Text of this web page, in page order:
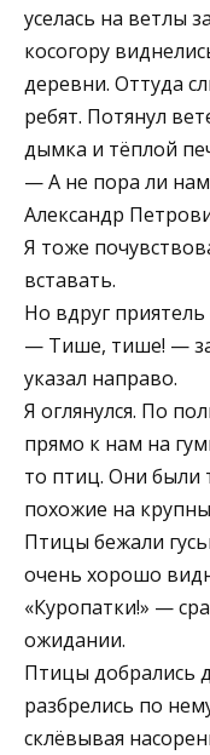
уселась на ветлы
косогору
деревни. Оттуда
ребят. Потянул
дымка и тёплой
— А не пора ли
Александр
Я тоже
вставать.
Но вдруг приятель
— Тише, тише! —
указал направо.
Я оглянулся. По
прямо к нам на
то птиц. Они были
похожие на
Птицы бежали
очень хорошо
«Куропатки!» —
ожидании.
Птицы добрались
разбрелись по
склёвывая